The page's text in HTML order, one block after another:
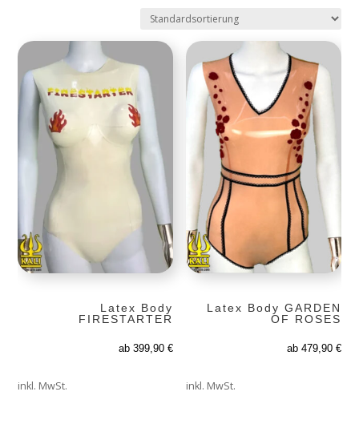
Latex Body
FIRESTARTER
ab 399,90 €
inkl. MwSt.
Latex Body GARDEN
OF ROSES
ab 479,90 €
inkl. MwSt.